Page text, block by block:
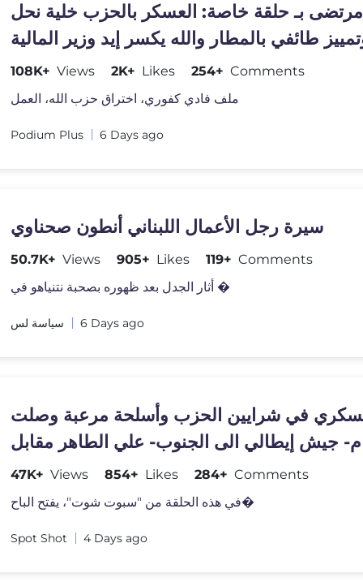
بـ حلقة خاصة: العسكر بالحزب خلية نحل
طائفي بالمطار والله يكسر إيد وزير المالية
108K+ Views 2K+ Likes 254+ Comments
ملف فادي كفوري، اختراق حزب الله، العمل
Podium Plus 6 Days ago
سيرة رجل الأعمال اللبناني أنطون صحناوي
50.7K+ Views 905+ Likes 119+ Comments
أثار الجدل بعد ظهوره بصحبة نتنياهو في �
سياسة لس 6 Days ago
في شرايين الحزب وأسلحة مرعبة وصلت
جيش إيطالي الى الجنوب- علي الطاهر مقابل
هرمز
47K+ Views 854+ Likes 284+ Comments
في هذه الحلقة من "سبوت شوت"، يفتح الباح�
Spot Shot 4 Days ago